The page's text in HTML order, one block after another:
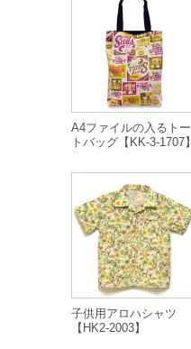
A4ファイルの入るトー
トバッグ【KK-3-1707】
子供用アロハシャツ
【HK2-2003】